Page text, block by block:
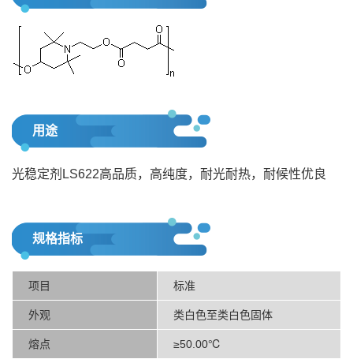
用途
光稳定剂LS622高品质，高纯度，耐光耐热，耐候性优良
规格指标
项目 标准
外观 类白色至类白色固体
熔点 ≥50.00℃